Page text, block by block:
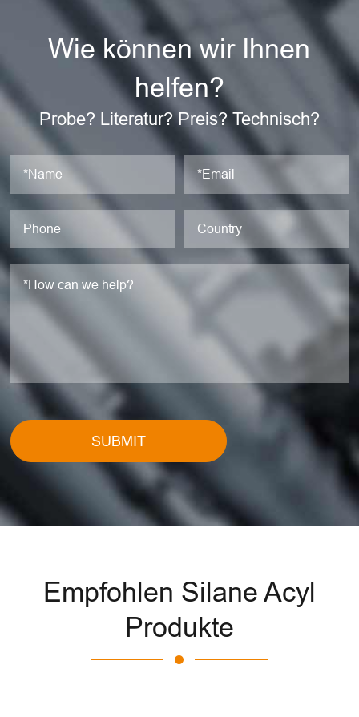
Wie können wir Ihnen
helfen?
Probe? Literatur? Preis? Technisch?
SUBMIT
Empfohlen Silane Acyl
Produkte